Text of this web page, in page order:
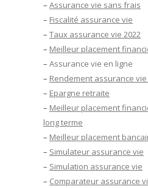
– Assurance vie sans frais
– Fiscalité assurance vie
– Taux assurance vie 2022
– Meilleur placement
– Assurance vie en ligne
– Rendement assurance vie
– Epargne retraite
– Meilleur placement
long terme
– Meilleur placement
– Simulateur assurance vie
– Simulation assurance vie
– Comparateur assurance